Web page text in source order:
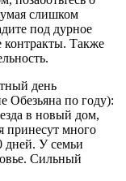
слишком
под дурное
контракты. Также
день
Обезьяна по году):
в новый дом,
принесут много
дней. У семьи
Сильный